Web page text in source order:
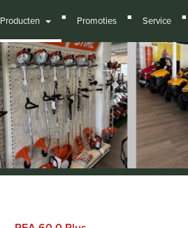
Producten ■ Promoties ■ Service ■